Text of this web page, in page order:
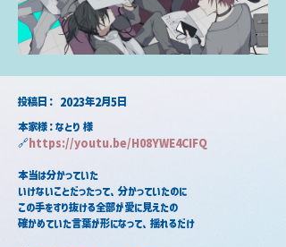
2023年2月5日
​投稿日：
本家様：なとり 様
🔗https://youtu.be/H08YWE4CIFQ
本当は分かっていた
いけないことだったって、分かっていたのに
この手をすり抜ける全部が愛に見えたの
確かめていた言葉が形になって、揺れるだけ